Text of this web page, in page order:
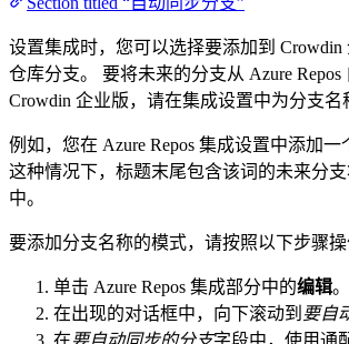
设置集成时，您可以选择要添加到 Crowdin
仓库分支。 要将未来的分支从 Azure Repos
Crowdin 企业版，请在集成设置中为分支名
例如，您在 Azure Repos 集成设置中添加一
这种情况下，标题末尾包含该词的未来分
中。
要添加分支名称的模式，请按照以下步骤操
单击 Azure Repos 集成部分中的编辑。
在出现的对话框中，向下滚动到 要自
在要自动同步的分支字段中，使用通